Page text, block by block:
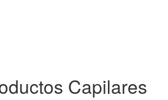
Capilares